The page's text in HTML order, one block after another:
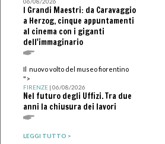
I Grandi Maestri: da Caravaggio
a Herzog, cinque appuntamenti
al cinema con i giganti
dell'immaginario
Il nuovo volto del museo fiorentino
">
FIRENZE| 06/08/2026
Nel futuro degli Uffizi. Tra due
anni la chiusura dei lavori
LEGGI TUTTO >